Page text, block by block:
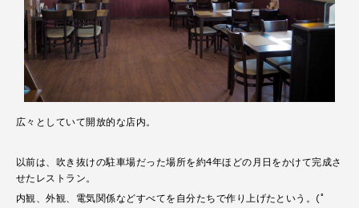
広々としていて開放的な店内。
以前は、吹き抜けの駐車場だった場所を約4年ほどの月日をかけて完成さ
せたレストラン。
内観、外観、電気関係などすべてを自分たちで作り上げたという。(ﾟ